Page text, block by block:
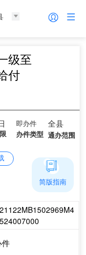
级至
付
即办件
办件类型
全县
通办范围
件
简版指南